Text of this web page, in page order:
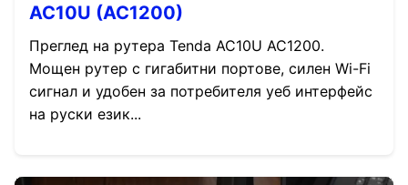
AC10U (AC1200)
Преглед на рутера Tenda AC10U AC1200.
Мощен рутер с гигабитни портове, силен Wi-Fi
сигнал и удобен за потребителя уеб интерфейс
на руски език...